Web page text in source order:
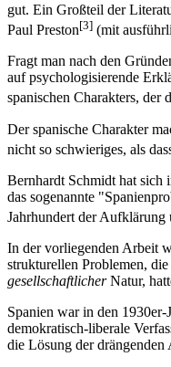
gut. Ein Großteil der
Paul Preston[3] (mit
Fragt man nach den
auf psychologisierende
spanischen Charakters, der
Der spanische Charakter
nicht so schwieriges, als
Bernhardt Schmidt hat sich
das sogenannte
Jahrhundert der
In der vorliegenden Arbeit
strukturellen Problemen,
gesellschaftlicherNatur,
Spanien war in den
demokratisch-liberale
die Lösung der drängenden